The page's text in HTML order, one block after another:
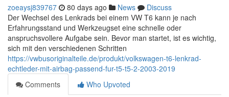
zoeaysj839767 80 days ago News
Discuss
Der Wechsel des Lenkrads bei einem VW T6 kann je nach
Erfahrungsstand und Werkzeugset eine schnelle oder
anspruchsvollere Aufgabe sein. Bevor man startet, ist es wichtig,
sich mit den verschiedenen Schritten
https://vwbusoriginalteile.de/produkt/volkswagen-t6-lenkrad-
echtleder-mit-airbag-passend-fur-t5-t5-2-2003-2019
Comments
Who Upvoted